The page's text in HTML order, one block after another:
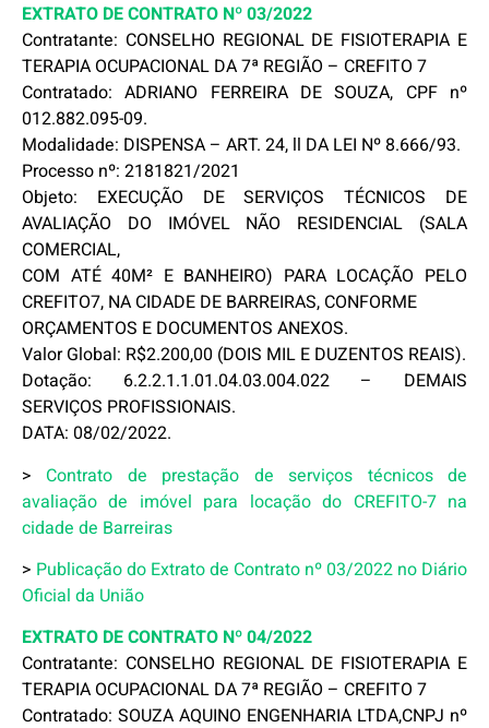
EXTRATO DE CONTRATO Nº 03/2022
Contratante: CONSELHO REGIONAL DE FISIOTERAPIA E
TERAPIA OCUPACIONAL DA 7ª REGIÃO – CREFITO 7
Contratado: ADRIANO FERREIRA DE SOUZA, CPF nº
012.882.095-09.
Modalidade: DISPENSA – ART. 24, ll DA LEI Nº 8.666/93.
Processo nº: 2181821/2021
Objeto: EXECUÇÃO DE SERVIÇOS TÉCNICOS DE
AVALIAÇÃO DO IMÓVEL NÃO RESIDENCIAL (SALA
COMERCIAL,
COM ATÉ 40M² E BANHEIRO) PARA LOCAÇÃO PELO
CREFITO7, NA CIDADE DE BARREIRAS, CONFORME
ORÇAMENTOS E DOCUMENTOS ANEXOS.
Valor Global: R$2.200,00 (DOIS MIL E DUZENTOS REAIS).
Dotação: 6.2.2.1.1.01.04.03.004.022 – DEMAIS
SERVIÇOS PROFISSIONAIS.
DATA: 08/02/2022.
> Contrato de prestação de serviços técnicos de
avaliação de imóvel para locação do CREFITO-7 na
cidade de Barreiras
> Publicação do Extrato de Contrato nº 03/2022 no Diário
Oficial da União
EXTRATO DE CONTRATO Nº 04/2022
Contratante: CONSELHO REGIONAL DE FISIOTERAPIA E
TERAPIA OCUPACIONAL DA 7ª REGIÃO – CREFITO 7
Contratado: SOUZA AQUINO ENGENHARIA LTDA,CNPJ nº